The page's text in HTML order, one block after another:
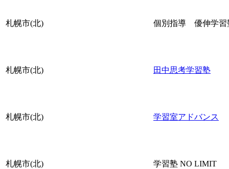
札幌市(北) 個別指導 優伸学習
札幌市(北) 田中思考学習塾
札幌市(北) 学習室アドバンス
札幌市(北) 学習塾 NO LIMIT